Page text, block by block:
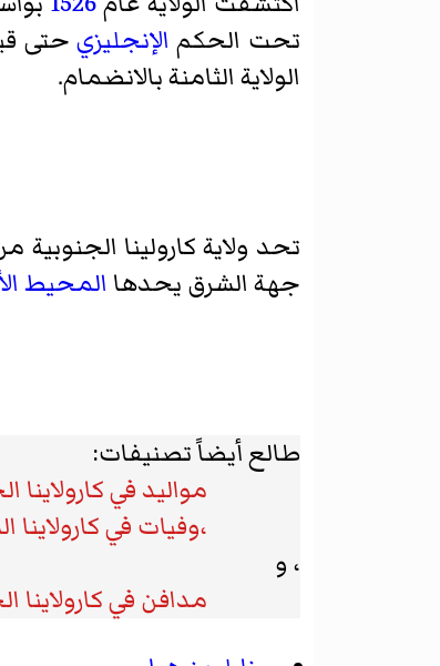
تحت الحكم الإنجليزي حتى
الولاية الثامنة بالانضمام.
تحد ولاية كارولينا
جهة الشرق يحدها المحيط
طالع أيضاً تصنيفات:
مواليد في كارولاينا
،وفيات في كارولاينا
، و
مدافن في كارولاينا